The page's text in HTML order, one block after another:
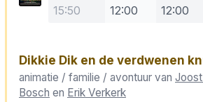
15:50 12:00 12:00
Dikkie Dik en de verdwenen
animatie / familie / avontuur van
Bosch en Erik Verkerk